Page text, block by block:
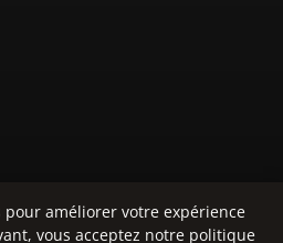
pour améliorer votre expérience
vous acceptez notre politique